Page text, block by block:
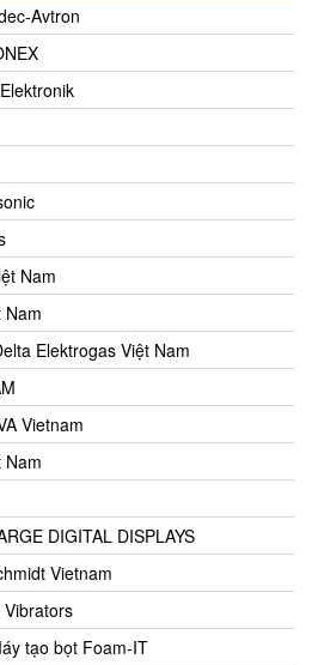
Avtron
Nam
Nam
Elektrogas Việt Nam
Vietnam
Nam
DIGITAL DISPLAYS
Vietnam
tạo bọt Foam-IT